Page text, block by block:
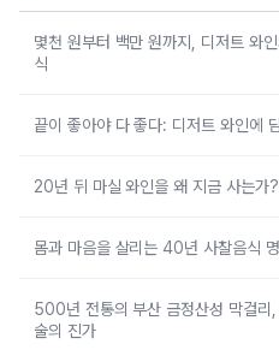
몇천 원부터 백만 원까지, 디저트 와
식
끝이 좋아야 다 좋다: 디저트 와인에
20년 뒤 마실 와인을 왜 지금 사는가
몸과 마음을 살리는 40년 사찰음식
500년 전통의 부산 금정산성 막걸리
술의 진가